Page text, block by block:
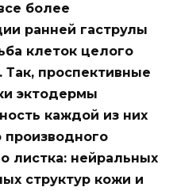
более
ранней гаструлы
клеток целого
проспективные
эктодермы
каждой из них
производного
листка: нейральных
структур кожи и